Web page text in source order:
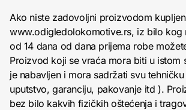
Ako niste zadovoljni proizvodom
www.odigledolokomotive.rs, iz bilo kog
od 14 dana od dana prijema robe
Proizvod koji se vraća mora biti u istom
je nabavljen i mora sadržati svu
uputstvo, garanciju, pakovanje itd ).
bez bilo kakvih fizičkih oštećenja i